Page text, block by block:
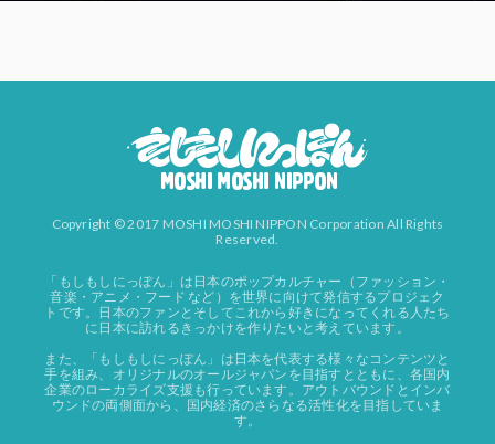
Copyright © 2017 MOSHI MOSHI NIPPON Corporation All Rights
Reserved.
「もしもしにっぽん」は日本のポップカルチャー（ファッション・
音楽・アニメ・フード など）を世界に向けて発信するプロジェク
トです。日本のファンとそしてこれから好きになってくれる人たち
に日本に訪れるきっかけを作りたいと考えています。
また、「もしもしにっぽん」は日本を代表する様々なコンテンツと
手を組み、オリジナルのオールジャパンを目指すとともに、各国内
企業のローカライズ支援も行っています。アウトバウンドとインバ
ウンドの両側面から、国内経済のさらなる活性化を目指していま
す。